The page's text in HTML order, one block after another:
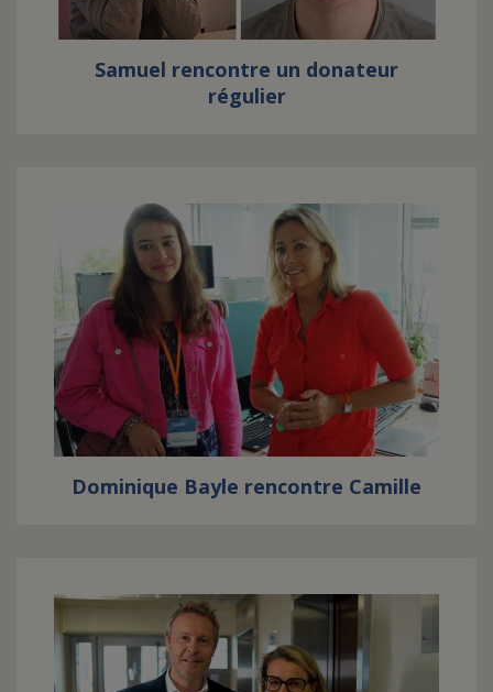
Samuel rencontre un donateur
régulier
Dominique Bayle rencontre Camille